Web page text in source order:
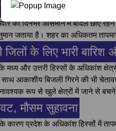
बारिश और तेज हवाओं की
को दिनभर आसमान में बादल छाए
जताया है। शहर का अधिकतम
जिलों के लिए भारी बारिश
मध्य और उत्तरी हिस्सों के अधिकांश
साथ आकाशीय बिजली गिरने की भी
रूप से खुले क्षेत्रों में जाने से बचने
मौसम सुहावना
के कारण प्रदेश के अधिकांश हिस्सों में